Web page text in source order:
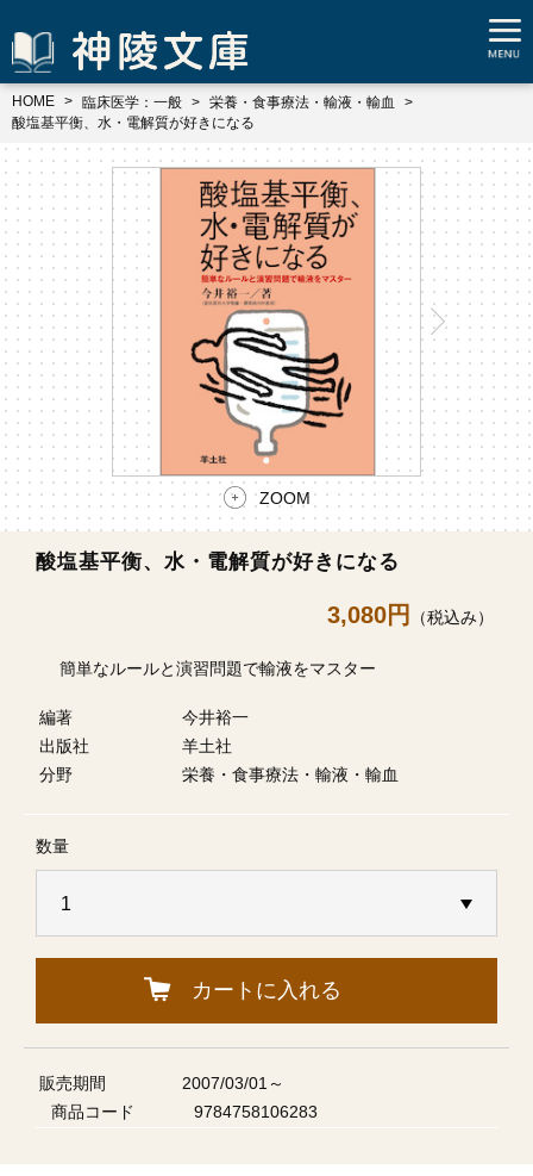
HOME 臨床医学：一般
栄養・食事療法・輸液・輸血
酸塩基平衡、水・電解質が好きになる
ZOOM
酸塩基平衡、水・電解質が好きになる
3,080円 （税込み）
簡単なルールと演習問題で輸液をマスター
編著
今井裕一
出版社
羊土社
分野
栄養・食事療法・輸液・輸血
数量
カートに入れる
販売期間
2007/03/01～
商品コード
9784758106283